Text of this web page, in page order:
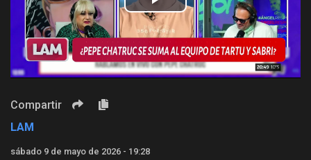
Play
Video
Compartir
LAM
sábado 9 de mayo de 2026 - 19:28